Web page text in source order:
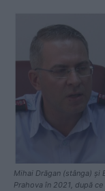
Mihai Drăgan (stânga) și
Prahova în 2021, după